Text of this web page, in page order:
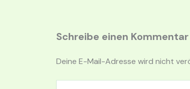
Schreibe einen Kommentar
Deine E-Mail-Adresse wird nicht